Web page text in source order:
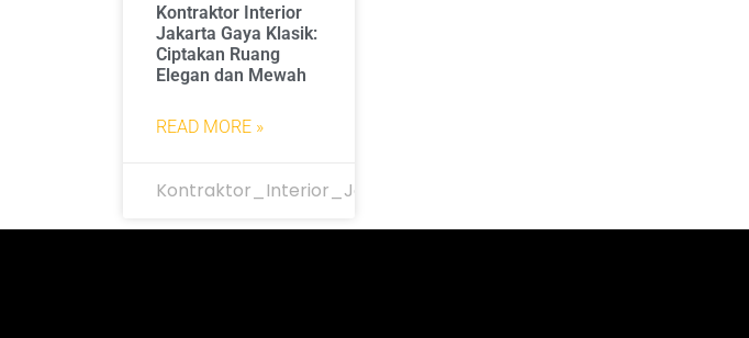
Kontraktor Interior
Jakarta Gaya Klasik:
Ciptakan Ruang
Elegan dan Mewah
READ MORE »
Kontraktor_Interior_Jakarta